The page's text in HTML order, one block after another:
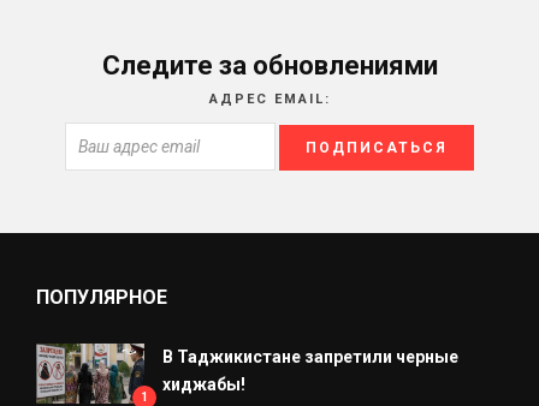
Следите за обновлениями
АДРЕС EMAIL:
ПОПУЛЯРНОЕ
1
В Таджикистане запретили черные
хиджабы!